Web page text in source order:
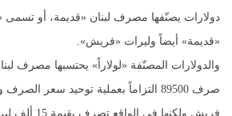
دولارات يصنّفها مصرف لبنان «قديمة، أو تسمى
«قديمة» أيضاً وليرات «فريش».
والدولارات المصنّفة «لولاراً» يحتسبها مصرف
صرف 89500 التزاماً بعملية توحيد سعر
فريش ولكنها في